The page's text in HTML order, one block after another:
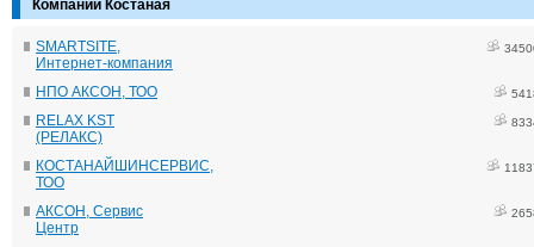
Компании Костаная
SMARTSITE,
Интернет-компания
НПО АКСОН, ТОО
RELAX KST
(РЕЛАКС)
КОСТАНАЙШИНСЕРВИС,
ТОО
АКСОН, Сервис
Центр